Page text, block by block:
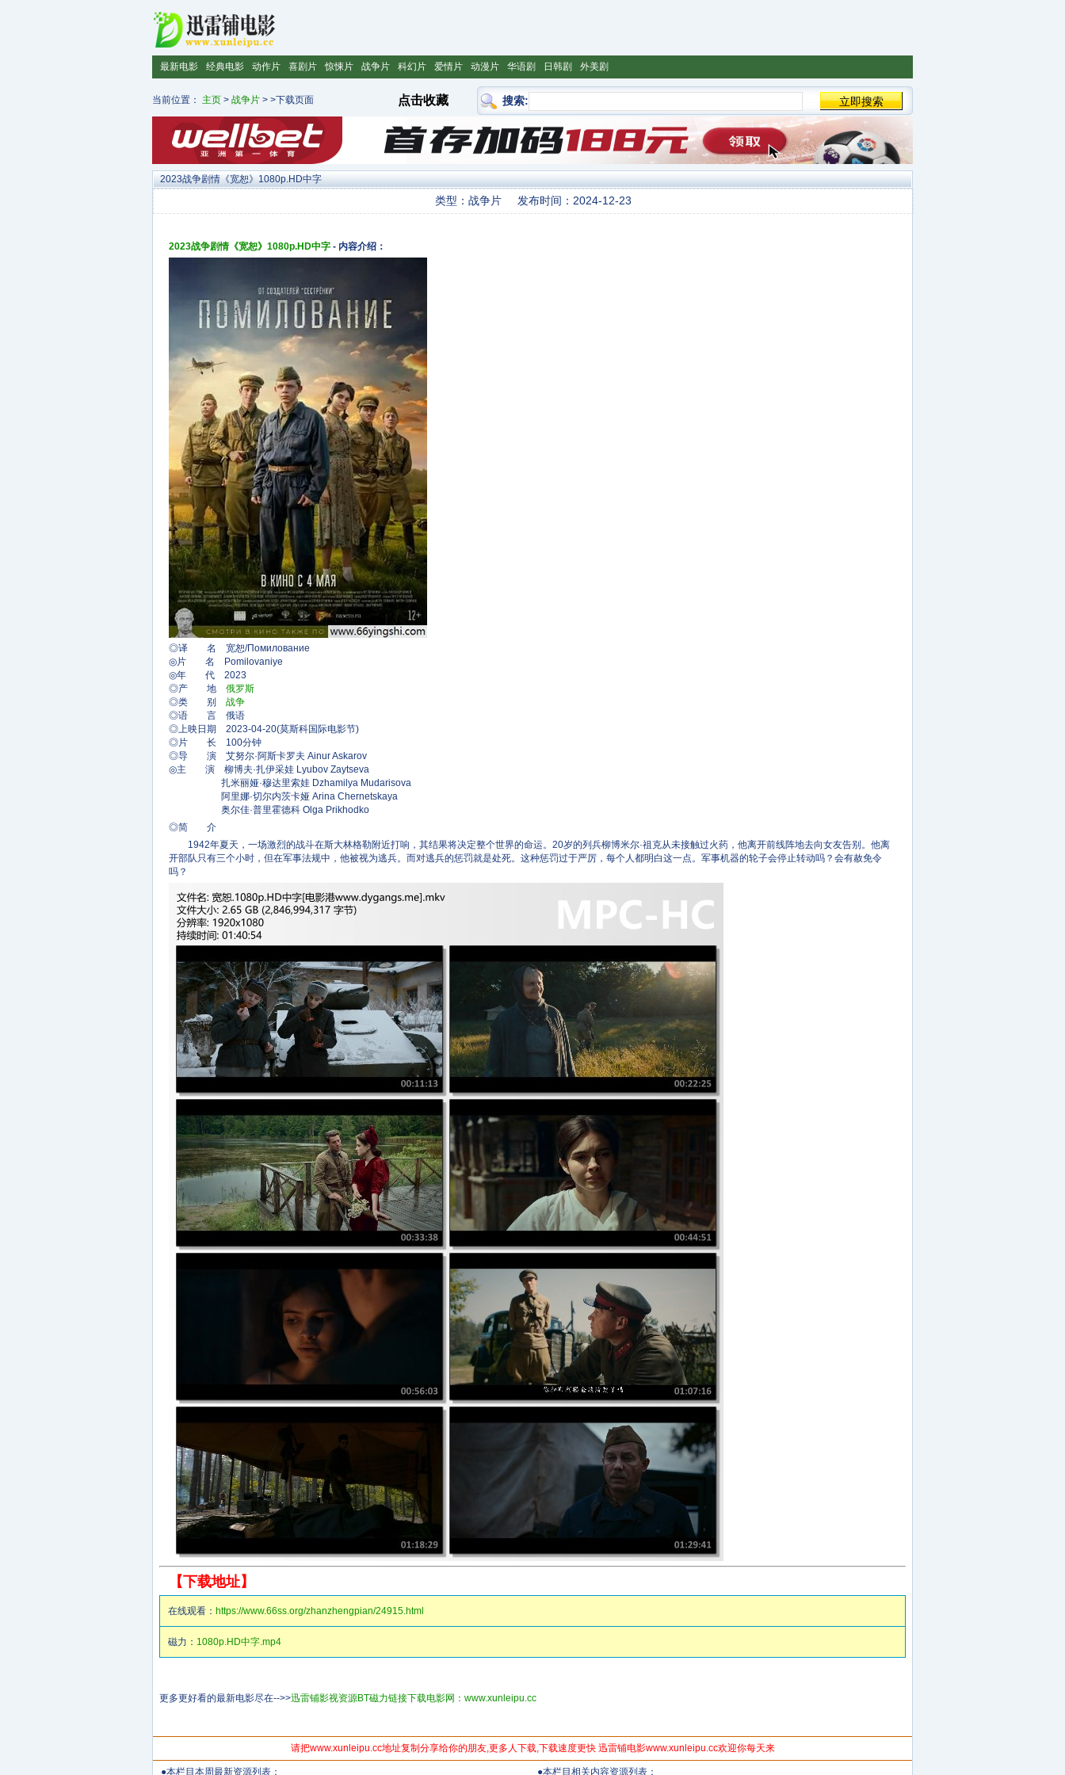
最新电影 经典电影 动作片 喜剧片 惊悚片 战争片 科幻片 爱情片 动漫片 华语剧 日韩剧 外美剧
当前位置： 主页 > 战争片 > >下载页面 点击收藏 搜索:
2023战争剧情《宽恕》1080p.HD中字
类型：战争片 发布时间：2024-12-23
2023战争剧情《宽恕》1080p.HD中字 - 内容介绍：
◎译 名 宽恕/Помилование
◎片 名 Pomilovaniye
◎年 代 2023
◎产 地 俄罗斯
◎类 别 战争
◎语 言 俄语
◎上映日期 2023-04-20(莫斯科国际电影节)
◎片 长 100分钟
◎导 演 艾努尔·阿斯卡罗夫 Ainur Askarov
◎主 演 柳博夫·扎伊采娃 Lyubov Zaytseva
扎米丽娅·穆达里索娃 Dzhamilya Mudarisova
阿里娜·切尔内茨卡娅 Arina Chernetskaya
奥尔佳·普里霍德科 Olga Prikhodko
◎简 介
1942年夏天，一场激烈的战斗在斯大林格勒附近打响，其结果将决定整个世界的命运。20岁的列兵柳博米尔·祖克从未接触过火药，他离开前线阵地去向女友告别。他离
开部队只有三个小时，但在军事法规中，他被视为逃兵。而对逃兵的惩罚就是处死。这种惩罚过于严厉，每个人都明白这一点。军事机器的轮子会停止转动吗？会有赦免令
吗？
【下载地址】
在线观看： https://www.66ss.org/zhanzhengpian/24915.html
磁力： 1080p.HD中字.mp4
更多更好看的最新电影尽在-->>迅雷铺影视资源BT磁力链接下载电影网：www.xunleipu.cc
请把www.xunleipu.cc地址复制分享给你的朋友,更多人下载,下载速度更快 迅雷铺电影www.xunleipu.cc欢迎你每天来
●本栏目本周最新资源列表： ●本栏目相关内容资源列表：